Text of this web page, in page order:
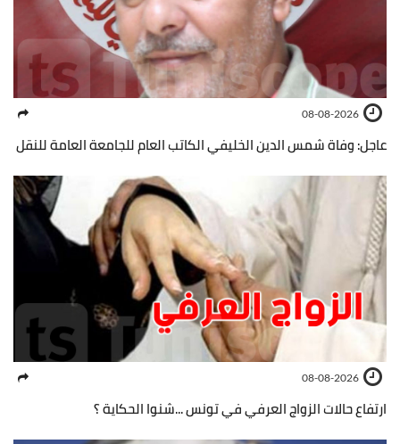
08-08-2026
عاجل: وفاة شمس الدين الخليفي الكاتب العام للجامعة العامة للنقل
08-08-2026
ارتفاع حالات الزواج العرفي في تونس ...شنوا الحكاية ؟